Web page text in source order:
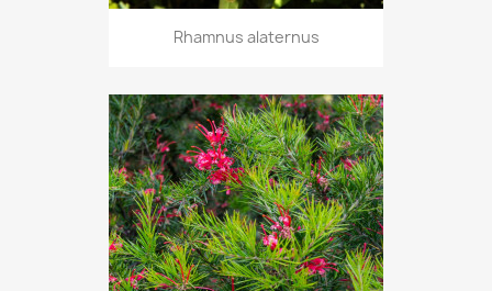
Rhamnus alaternus